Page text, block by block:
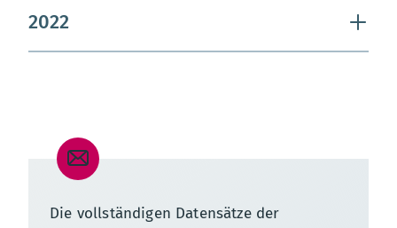
2022
Die vollständigen Datensätze der